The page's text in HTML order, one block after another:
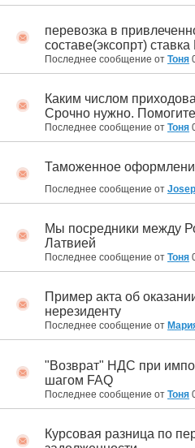
перевозка в
составе(эксопрт)
Последнее сообщение от Тоня
Каким числом
Срочно нужно.
Последнее сообщение от Тоня
Таможенное
Последнее сообщение от
Мы посредники между
Латвией
Последнее сообщение от Тоня
Пример акта об
нерезиденту
Последнее сообщение от
"Возврат" НДС при
шагом FAQ
Последнее сообщение от Тоня
Курсовая разница по